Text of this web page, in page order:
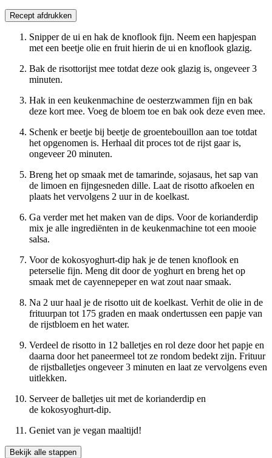
Recept afdrukken
Snipper de ui en hak de knoflook fijn. Neem een hapjespan
met een beetje olie en fruit hierin de ui en knoflook glazig.
Bak de risottorijst mee totdat deze ook glazig is, ongeveer 3
minuten.
Hak in een keukenmachine de oesterzwammen fijn en bak
deze kort mee. Voeg de bloem toe en bak ook deze even mee.
Schenk er beetje bij beetje de groentebouillon aan toe totdat
het opgenomen is. Herhaal dit proces tot de rijst gaar is,
ongeveer 20 minuten.
Breng het op smaak met de tamarinde, sojasaus, het sap van
de limoen en fijngesneden dille. Laat de risotto afkoelen en
plaats het vervolgens 2 uur in de koelkast.
Ga verder met het maken van de dips. Voor de korianderdip
mix je alle ingrediënten in de keukenmachine tot een mooie
salsa.
Voor de kokosyoghurt-dip hak je de tenen knoflook en
peterselie fijn. Meng dit door de yoghurt en breng het op
smaak met de cayennepeper en wat zout naar smaak.
Na 2 uur haal je de risotto uit de koelkast. Verhit de olie in de
frituurpan tot 175 graden en maak ondertussen een papje van
de rijstbloem en het water.
Verdeel de risotto in 12 balletjes en rol deze door het papje en
daarna door het paneermeel tot ze rondom bedekt zijn. Frituur
de rijstballetjes ongeveer 3 minuten en laat ze vervolgens even
uitlekken.
Serveer de balletjes uit met de korianderdip en
de kokosyoghurt-dip.
Geniet van je vegan maaltijd!
Bekijk alle stappen